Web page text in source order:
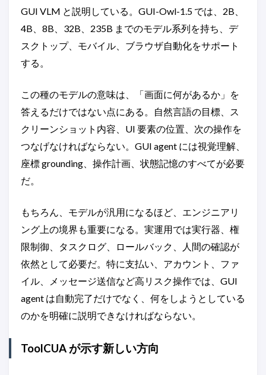
GUI VLM と説明している。GUI-Owl-1.5 では、2B、
4B、8B、32B、235B までのモデル系列を持ち、デ
スクトップ、モバイル、ブラウザ自動化をサポート
する。
この種のモデルの意味は、「画面に何があるか」を
答えるだけではない点にある。自然言語の目標、ス
クリーンショット内容、UI 要素の位置、次の操作を
つなげなければならない。GUI agent には視覚理解、
座標 grounding、操作計画、状態記憶のすべてが必要
だ。
もちろん、モデルが汎用になるほど、エンジニアリ
ング上の境界も重要になる。実運用では実行器、権
限制御、タスクログ、ロールバック、人間の確認が
依然として必要だ。特に支払い、アカウント、ファ
イル、メッセージ送信など高リスク操作では、GUI
agent は自動完了だけでなく、何をしようとしている
のかを明確に説明できなければならない。
ToolCUA が示す新しい方向